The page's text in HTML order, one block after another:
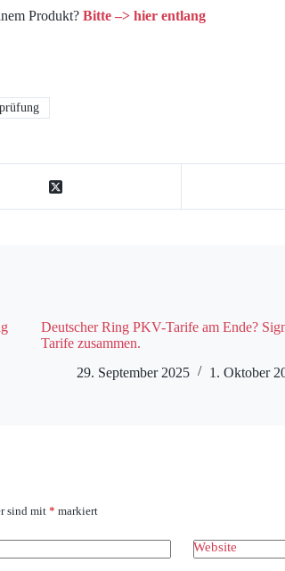
Produkt? Bitte –> hier entlang
Deutscher Ring PKV-Tarife am Ende?
Tarife zusammen.
29. September 2025
1. Oktober
sind mit* markiert
Website